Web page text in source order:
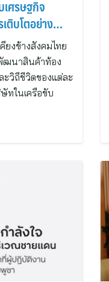
ศรษฐกิจ
ติบโตอย่าง
ยงข้างสังคมไทย
ฒนาสินค้าท้อง
วิถีชีวิตของแต่ละ
ทในเครือขับ